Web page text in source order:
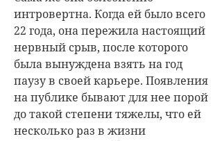
интровертна. Когда ей было всего
22 года, она пережила настоящий
нервный срыв, после которого
была вынуждена взять на год
паузу в своей карьере. Появления
на публике бывают для нее порой
до такой степени тяжелы, что ей
несколько раз в жизни